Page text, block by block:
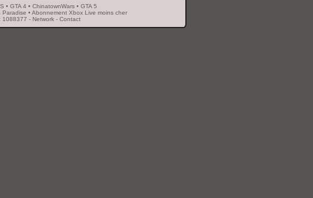
• GTA 4 • ChinatownWars • GTA 5
Paradise • Abonnement Xbox Live moins cher
1088377 - Network - Contact